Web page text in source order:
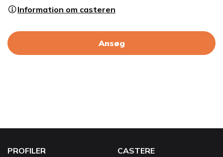
Information om casteren
Ansøg
PROFILER CASTERE